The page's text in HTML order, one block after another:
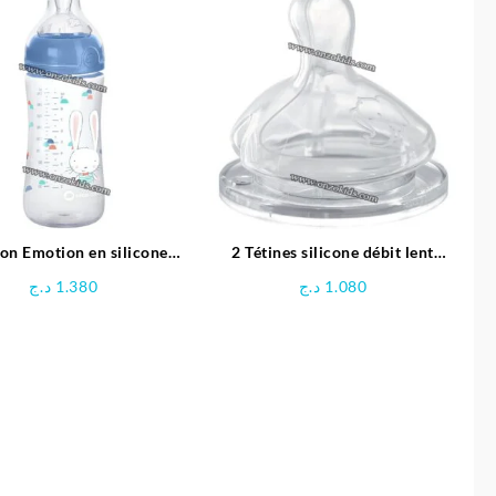
était :
Emotion en silicone
1.380 د.ج
2 Tétines silicone débit lent
1.080 د.ج